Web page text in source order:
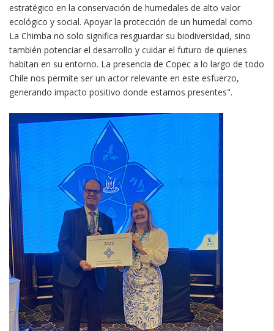
estratégico en la conservación de humedales de alto valor
ecológico y social. Apoyar la protección de un humedal como
La Chimba no solo significa resguardar su biodiversidad, sino
también potenciar el desarrollo y cuidar el futuro de quienes
habitan en su entorno. La presencia de Copec a lo largo de todo
Chile nos permite ser un actor relevante en este esfuerzo,
generando impacto positivo donde estamos presentes".